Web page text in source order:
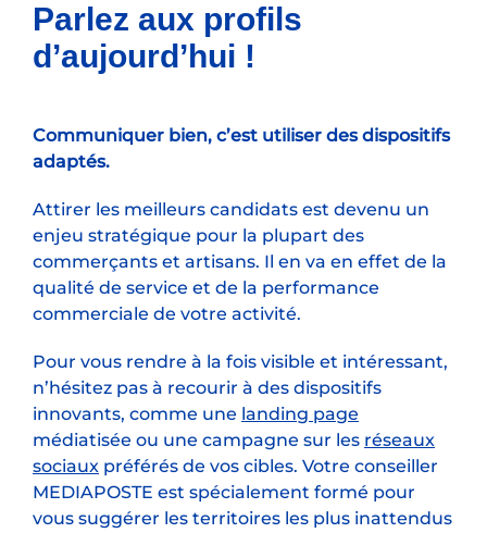
Parlez aux profils
d’aujourd’hui !
Communiquer bien, c’est utiliser des dispositifs
adaptés.
Attirer les meilleurs candidats est devenu un
enjeu stratégique pour la plupart des
commerçants et artisans. Il en va en effet de la
qualité de service et de la performance
commerciale de votre activité.
Pour vous rendre à la fois visible et intéressant,
n’hésitez pas à recourir à des dispositifs
innovants, comme une landing page
médiatisée ou une campagne sur les réseaux
sociaux préférés de vos cibles. Votre conseiller
MEDIAPOSTE est spécialement formé pour
vous suggérer les territoires les plus inattendus